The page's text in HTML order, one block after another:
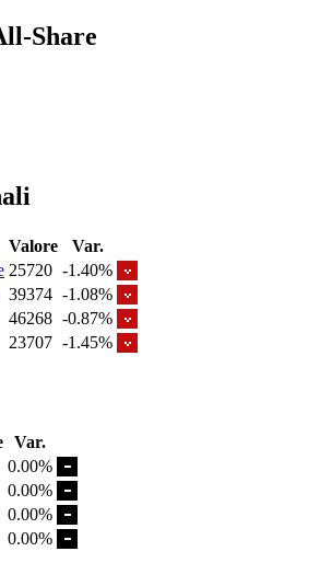
Share
Valore
Var.
25720 -1.40%
39374 -1.08%
46268 -0.87%
23707 -1.45%
Var.
0.00%
0.00%
0.00%
0.00%